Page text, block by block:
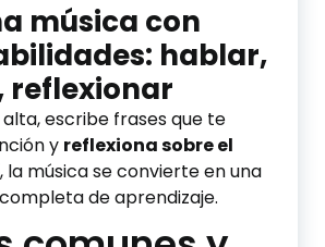
música con
hablar,
reflexionar
escribe frases que te
y reflexiona sobre el
la música se convierte en una
de aprendizaje.